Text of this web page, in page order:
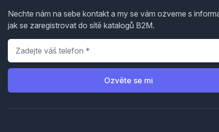
Nechte nám na sebe kontakt a my se vám ozveme s
jak se zaregistrovat do sítě katalogů B2M.
Telefon
Ozvěte se mi